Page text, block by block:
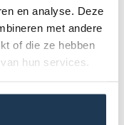
en analyse. Deze
met andere
of die ze hebben
hun services.